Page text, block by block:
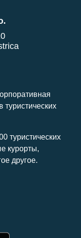
туристических
туристических
курорты,
другое.